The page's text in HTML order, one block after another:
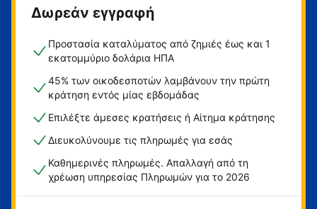
Δωρεάν εγγραφή
Προστασία καταλύματος από ζημιές έως και 1
εκατομμύριο δολάρια ΗΠΑ
45% των οικοδεσποτών λαμβάνουν την πρώτη
κράτηση εντός μίας εβδομάδας
Επιλέξτε άμεσες κρατήσεις ή Αίτημα κράτησης
Διευκολύνουμε τις πληρωμές για εσάς
Καθημερινές πληρωμές. Απαλλαγή από τη
χρέωση υπηρεσίας Πληρωμών για το 2026